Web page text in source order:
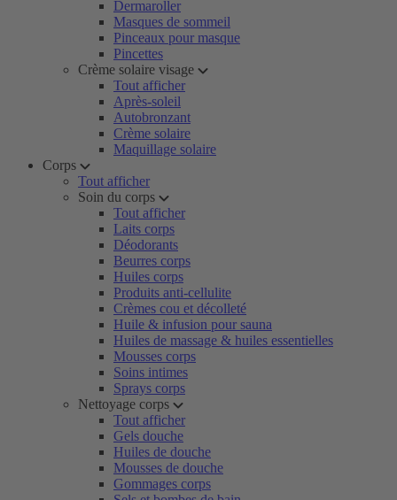
Dermaroller
Masques de sommeil
Pinceaux pour masque
Pincettes
Crème solaire visage
Tout afficher
Après-soleil
Autobronzant
Crème solaire
Maquillage solaire
Corps
Tout afficher
Soin du corps
Tout afficher
Laits corps
Déodorants
Beurres corps
Huiles corps
Produits anti-cellulite
Crèmes cou et décolleté
Huile & infusion pour sauna
Huiles de massage & huiles essentielles
Mousses corps
Soins intimes
Sprays corps
Nettoyage corps
Tout afficher
Gels douche
Huiles de douche
Mousses de douche
Gommages corps